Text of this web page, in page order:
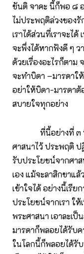
ขันติ จาคะ นี้ก็พอ ๘
ไม่ประพฤติล่วงของรั
เราได้ส่วนที่เราจะไ
จะพึ่งได้หากฟังดี ๆ ว
ด้วยเรื่องอะไรก็ตาม
จะทำบิดา –มารดาใ
อย่าให้บิดา-มารดาต้
สบายใจทุกอย่าง
ที่นี้อย่างที่ ๓ ที่มนุ
ศาสนาไว้ ประพฤติ
รับประโยชน์จากศาส
เอง แม้จะลาสิกขาแ
เข้าใจได้ อย่างนี้เรี
ประโยชน์จากเรา ใ
พระศาสนา เอาละเ
มารดาก็พลอยได้รับ
ในโลกนี้ก็พลอยได้รับ